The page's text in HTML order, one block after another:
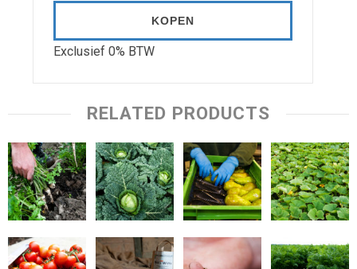
KOPEN
Exclusief 0% BTW
RELATED PRODUCTS